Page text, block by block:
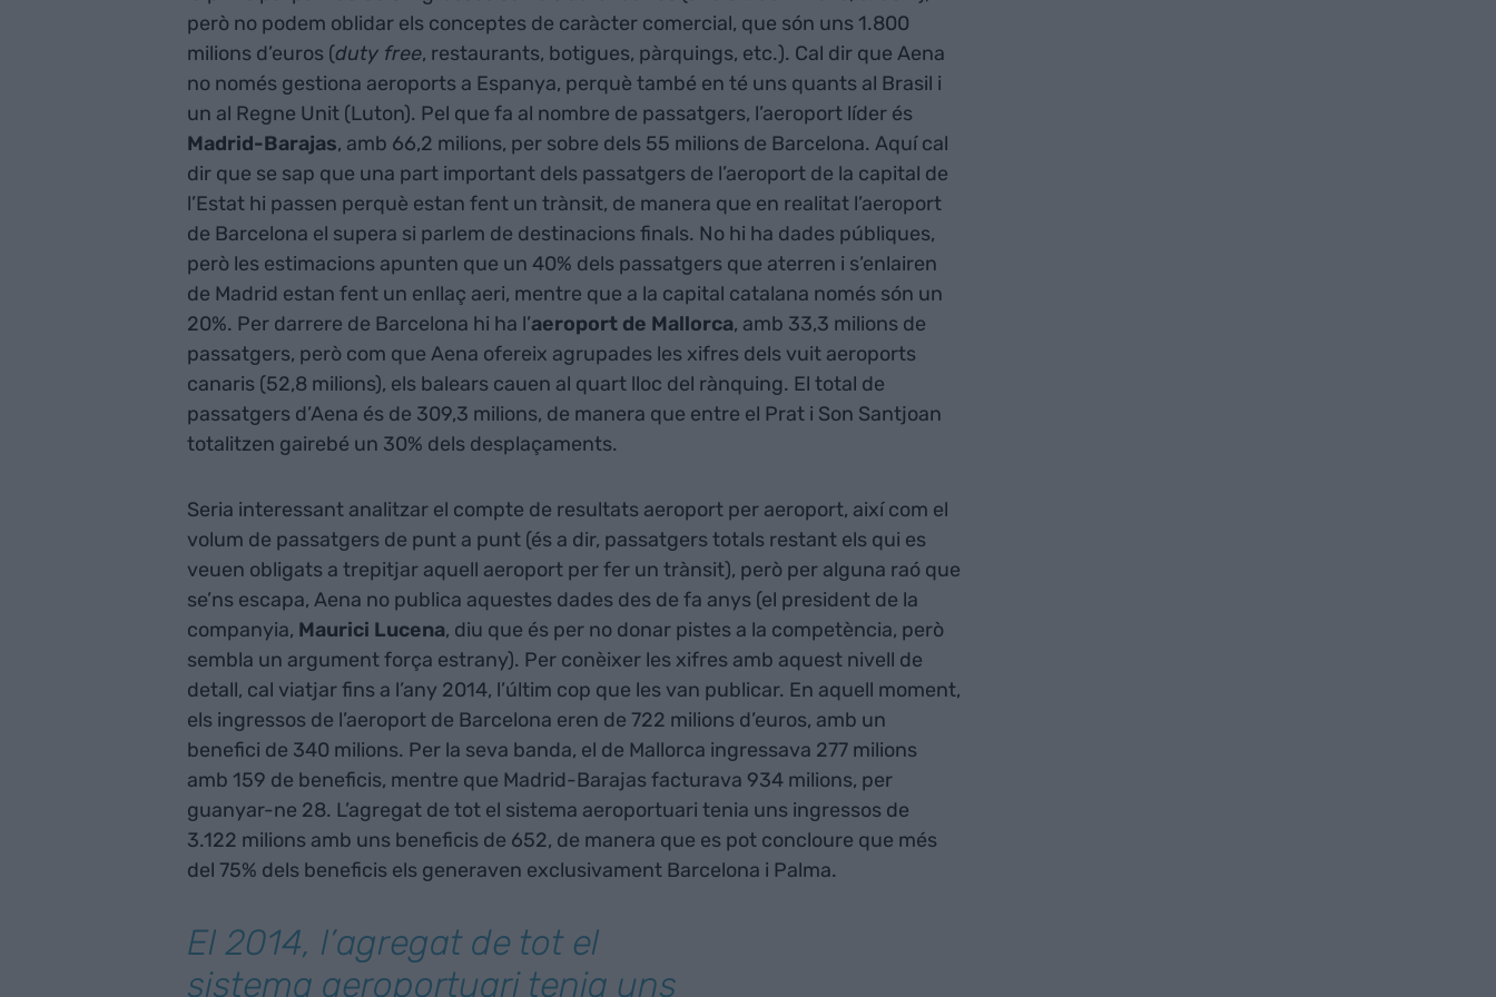
però no podem oblidar els conceptes de caràcter comercial, que són uns 1.800
milions d’euros (duty free, restaurants, botigues, pàrquings, etc.). Cal dir que Aena
no només gestiona aeroports a Espanya, perquè també en té uns quants al Brasil i
un al Regne Unit (Luton). Pel que fa al nombre de passatgers, l’aeroport líder és
Madrid-Barajas, amb 66,2 milions, per sobre dels 55 milions de Barcelona. Aquí cal
dir que se sap que una part important dels passatgers de l’aeroport de la capital de
l’Estat hi passen perquè estan fent un trànsit, de manera que en realitat l’aeroport
de Barcelona el supera si parlem de destinacions finals. No hi ha dades públiques,
però les estimacions apunten que un 40% dels passatgers que aterren i s’enlairen
de Madrid estan fent un enllaç aeri, mentre que a la capital catalana només són un
20%. Per darrere de Barcelona hi ha l’aeroport de Mallorca, amb 33,3 milions de
passatgers, però com que Aena ofereix agrupades les xifres dels vuit aeroports
canaris (52,8 milions), els balears cauen al quart lloc del rànquing. El total de
passatgers d’Aena és de 309,3 milions, de manera que entre el Prat i Son Santjoan
totalitzen gairebé un 30% dels desplaçaments.
Seria interessant analitzar el compte de resultats aeroport per aeroport, així com el
volum de passatgers de punt a punt (és a dir, passatgers totals restant els qui es
veuen obligats a trepitjar aquell aeroport per fer un trànsit), però per alguna raó que
se’ns escapa, Aena no publica aquestes dades des de fa anys (el president de la
companyia, Maurici Lucena, diu que és per no donar pistes a la competència, però
sembla un argument força estrany). Per conèixer les xifres amb aquest nivell de
detall, cal viatjar fins a l’any 2014, l’últim cop que les van publicar. En aquell moment,
els ingressos de l’aeroport de Barcelona eren de 722 milions d’euros, amb un
benefici de 340 milions. Per la seva banda, el de Mallorca ingressava 277 milions
amb 159 de beneficis, mentre que Madrid-Barajas facturava 934 milions, per
guanyar-ne 28. L’agregat de tot el sistema aeroportuari tenia uns ingressos de
3.122 milions amb uns beneficis de 652, de manera que es pot concloure que més
del 75% dels beneficis els generaven exclusivament Barcelona i Palma.
El 2014, l’agregat de tot el
sistema aeroportuari tenia uns